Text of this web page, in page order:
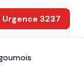
Urgence 3237